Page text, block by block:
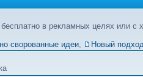
в рекламных целях или с
сворованные идеи, Новый